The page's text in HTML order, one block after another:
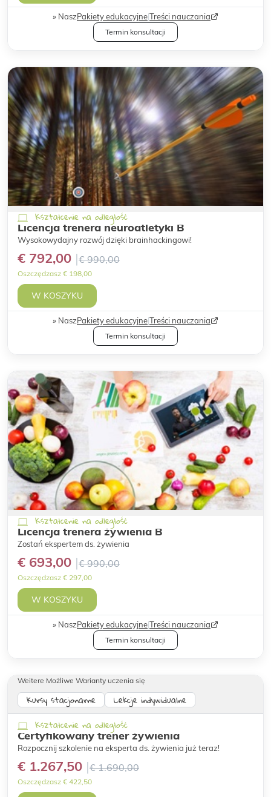
NaszPakiety edukacyjne|Treści nauczania
Termin konsultacji
Kształcenie na odległość
Licencja trenera neuroatletyki B
Wysokowydajny rozwój dzięki brainhackingowi!
€ 792,00 € 990,00
Oszczędzasz € 198,00
W KOSZYKU
NaszPakiety edukacyjne|Treści nauczania
Termin konsultacji
Kształcenie na odległość
Licencja trenera żywienia B
Zostań ekspertem ds. żywienia
€ 693,00 € 990,00
Oszczędzasz € 297,00
W KOSZYKU
NaszPakiety edukacyjne|Treści nauczania
Termin konsultacji
Weitere Możliwe Warianty uczenia się
Kształcenie na odległość
Kursy stacjonarne Lekcje indywidualne
Certyfikowany trener żywienia
Rozpocznij szkolenie na eksperta ds. żywienia już teraz!
€ 1.267,50 € 1.690,00
Oszczędzasz € 422,50